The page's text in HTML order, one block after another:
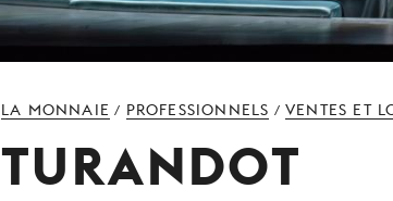
LA MONNAIE / PROFESSIONNELS /VENTES ET
TURANDOT